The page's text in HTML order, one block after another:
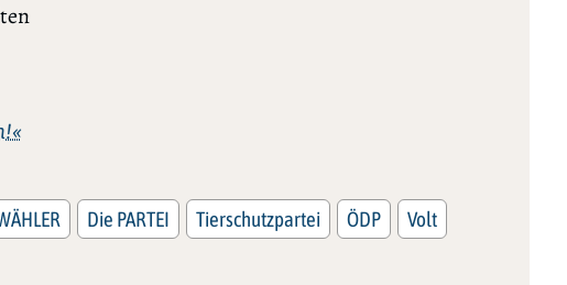
Die PARTEI Tierschutzpartei ÖDP
Volt